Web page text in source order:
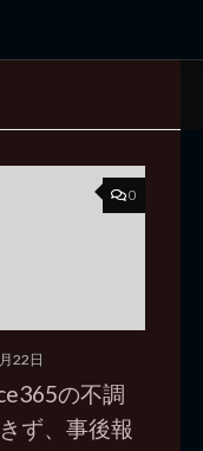
0
22日
の不調
ず、事後報